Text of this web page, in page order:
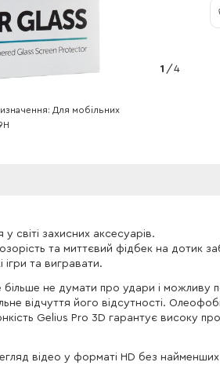
1 /4
Для мобільних
світі захисних аксесуарів.
та миттєвий фідбек на дотик
та вигравати.
не думати про удари і можливу
відчуття його відсутності.
Gelius Pro 3D гарантує високу
відео у форматі HD без найменших